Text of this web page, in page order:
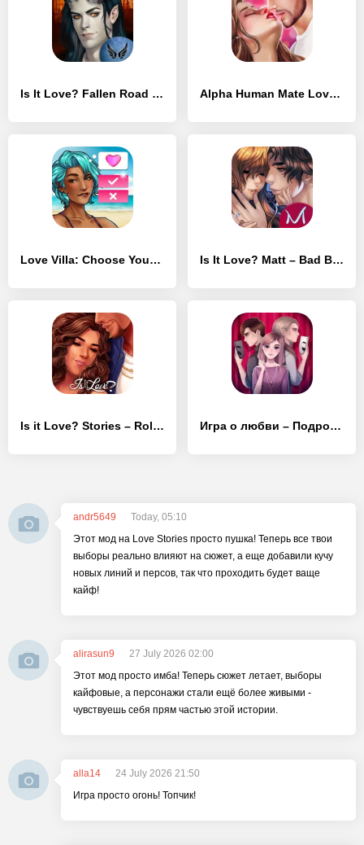
Is It Love? Fallen Road – Choose Your Path Alpha Human Mate Love Story Game for Girls
Love Villa: Choose Your Story Is It Love? Matt – Bad Boy
Is it Love? Stories – Roleplay Игра о любви – Подростка драма
andr5649
Today, 05:10
Этот мод на Love Stories просто пушка! Теперь все твои
выборы реально влияют на сюжет, а еще добавили кучу
новых линий и персов, так что проходить будет ваще
кайф!
alirasun9
27 July 2026 02:00
Этот мод просто имба! Теперь сюжет летает, выборы
кайфовые, а персонажи стали ещё более живыми -
чувствуешь себя прям частью этой истории.
alla14
24 July 2026 21:50
Игра просто огонь! Топчик!